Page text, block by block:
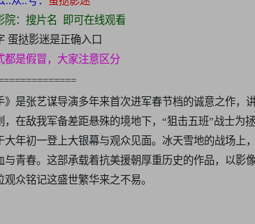
院：搜片名 即可在线观看
蛋挞影迷是正确入口
都是假冒，大家注意区分
》是张艺谋导演多年来首次进军春节档的诚意之作，
，在敌我军备差距悬殊的境地下，“狙击五班”战士为
大年初一登上大银幕与观众见面。冰天雪地的战场上
与青春。这部承载着抗美援朝厚重历史的作品，以影
观众铭记这盛世繁华来之不易。